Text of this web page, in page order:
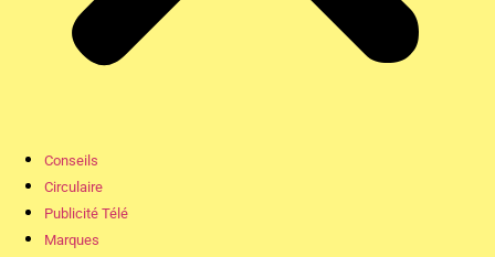
Conseils
Circulaire
Publicité Télé
Marques